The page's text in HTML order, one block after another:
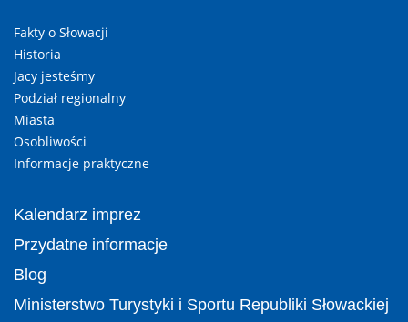
Fakty o Słowacji
Historia
Jacy jesteśmy
Podział regionalny
Miasta
Osobliwości
Informacje praktyczne
Kalendarz imprez
Przydatne informacje
Blog
Ministerstwo Turystyki i Sportu Republiki Słowackiej